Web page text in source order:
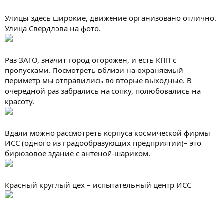
Улицы здесь широкие, движение организовано отлично.
Улица Свердлова на фото.
Раз ЗАТО, значит город огорожен, и есть КПП с
пропусками. Посмотреть вблизи на охраняемый
периметр мы отправились во вторые выходные. В
очередной раз забрались на сопку, полюбовались на
красоту.
Вдали можно рассмотреть корпуса космической фирмы
ИСС (одного из градообразующих предприятий)– это
бирюзовое здание с антеной-шариком.
Красный круглый цех – испытательный центр ИСС